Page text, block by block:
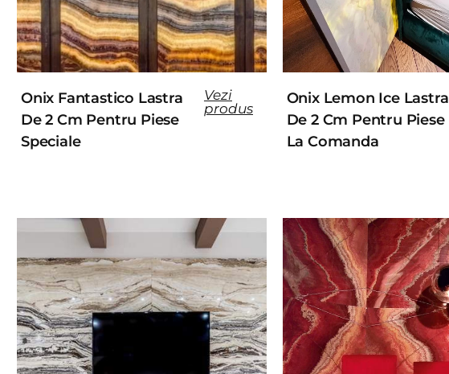
Onix Fantastico Lastra
De 2 Cm Pentru Piese
Speciale
Vezi
produs
Onix Lemon Ice Lastra
De 2 Cm Pentru Piese
La Comanda